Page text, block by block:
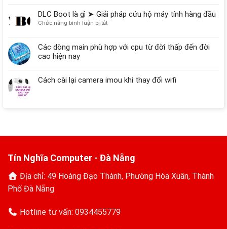
R2013b
Crack
và
Dàng
DLC Boot là gì ➤ Giải pháp cứu hộ máy tính hàng đầu
Chức năng bình luận bị tắtở
là
pháp
đầu
Các dòng main phù hợp với cpu từ đời thấp đến đời
cao hiện nay
Cách cài lại camera imou khi thay đổi wifi
Tín Nghĩa Computer - Đà Nẵng
Địa chỉ: 49 Hoàng Đạo Thành, Phường Hòa Xuân, Thành
Phố Đà Nẵng
Hotline tư vấn: 0934455779